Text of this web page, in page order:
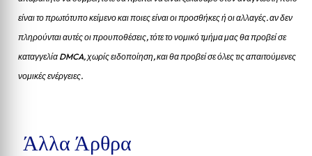
είναι το πρωτότυπο κείμενο και ποιες είναι οι προσθήκες ή οι αλλαγές. αν δεν
πληρούνται αυτές οι προυποθέσεις, τότε το νομικό τμήμα μας θα προβεί σε
καταγγελία DMCA, χωρίς ειδοποίηση, και θα προβεί σε όλες τις απαιτούμενες
νομικές ενέργειες.
Άλλα Άρθρα